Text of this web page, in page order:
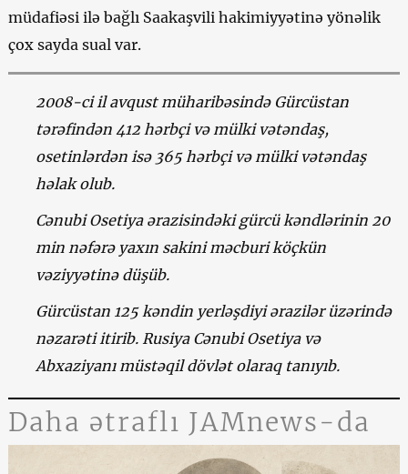
müdafiəsi ilə bağlı Saakaşvili hakimiyyətinə yönəlik
çox sayda sual var.
2008-ci il avqust müharibəsində Gürcüstan
tərəfindən 412 hərbçi və mülki vətəndaş,
osetinlərdən isə 365 hərbçi və mülki vətəndaş
həlak olub.
Cənubi Osetiya ərazisindəki gürcü kəndlərinin 20
min nəfərə yaxın sakini məcburi köçkün
vəziyyətinə düşüb.
Gürcüstan 125 kəndin yerləşdiyi ərazilər üzərində
nəzarəti itirib. Rusiya Cənubi Osetiya və
Abxaziyanı müstəqil dövlət olaraq tanıyıb.
Daha ətraflı JAMnews-da